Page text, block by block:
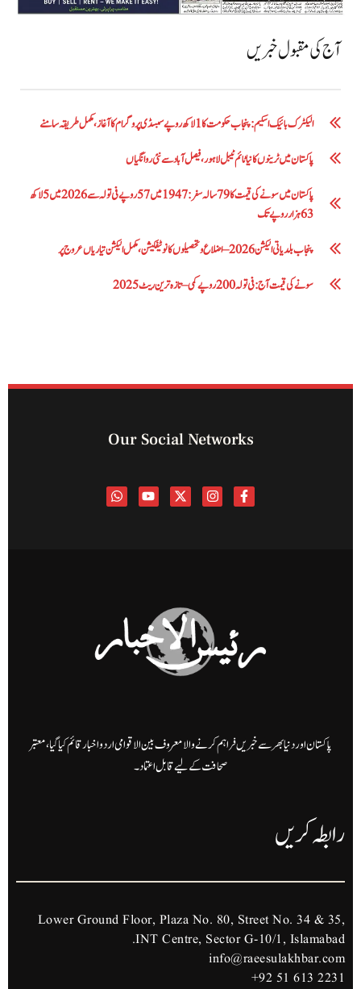
آج کی مقبول خبریں
الیکٹرک بائیک اسکیم: پنجاب حکومت کا1 لاکھ روپے سبسڈی پروگرام کا آغاز ،مکمل طریقہ سامنے
پاکستان میں ٹرینوں کا نیا ٹائم ٹیبل لاہور، فیصل آباد سے نئی روانگیاں
پاکستان میں سونے کی قیمت کا 79 سالہ سفر: 1947 میں 57 روپے فی تولہ سے 2026 میں 5 لاکھ
63 ہزار روپے تک
پنجاب بلدیاتی الیکشن 2026 – اضلاع و تحصیلوں کا نوٹیفکیشن، مکمل الیکشن تیاریاں عروج پر
سونے کی قیمت آج: فی تولہ 200 روپے کمی – تازہ ترین ریٹ 2025
Our Social Networks
پاکستان اور دنیا بھر سے خبریں فراہم کرنے والا معروف بین الاقوامی اردو اخبار قائم کیا گیا، معتبر
صحافت کے لیے قابل اعتماد۔
رابطہ کریں
Lower Ground Floor, Plaza No. 80, Street No. 34 & 35,
INT Centre, Sector G-10/1, Islamabad.
info@raeesulakhbar.com
+92 51 613 2231